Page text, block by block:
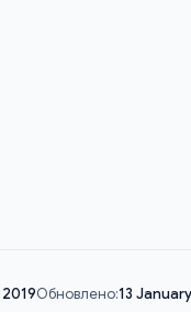
Обновлено:13